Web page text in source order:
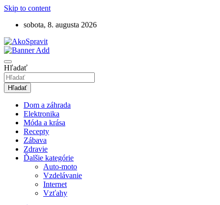
Skip to content
sobota, 8. augusta 2026
AkoSpravit.sk
Hľadať
Hľadať
Dom a záhrada
Elektronika
Móda a krása
Recepty
Zábava
Zdravie
Ďalšie kategórie
Auto-moto
Vzdelávanie
Internet
Vzťahy